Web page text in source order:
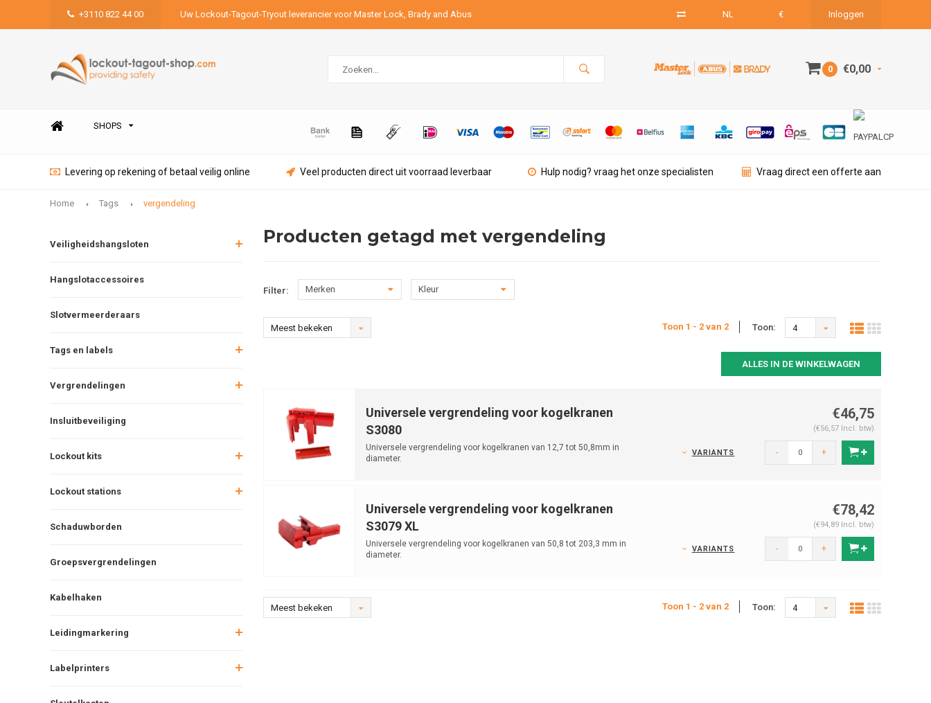
+3110 822 44 00 Uw Lockout-Tagout-Tryout leverancier voor Master Lock, Brady and Abus NL € Inloggen
0 €0,00
SHOPS
Levering op rekening of betaal veilig online Veel producten direct uit voorraad leverbaar Hulp nodig? vraag het onze specialisten Vraag direct een offerte aan
Home Tags vergendeling
Veiligheidshangsloten
Hangslotaccessoires
Slotvermeerderaars
Tags en labels
Vergrendelingen
Insluitbeveiliging
Lockout kits
Lockout stations
Schaduwborden
Groepsvergrendelingen
Kabelhaken
Leidingmarkering
Labelprinters
Producten getagd met vergendeling
Filter: Merken Kleur
Meest bekeken Toon 1 - 2 van 2 Toon: 4
ALLES IN DE WINKELWAGEN
Universele vergrendeling voor kogelkranen
S3080
Universele vergrendeling voor kogelkranen van 12,7 tot 50,8mm in
diameter.
€46,75
(€56,57 Incl. btw)
VARIANTS - +
Universele vergrendeling voor kogelkranen
S3079 XL
Universele vergrendeling voor kogelkranen van 50,8 tot 203,3 mm in
diameter.
€78,42
(€94,89 Incl. btw)
VARIANTS - +
Meest bekeken Toon 1 - 2 van 2 Toon: 4